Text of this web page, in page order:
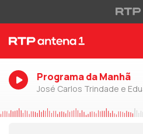
Programa da Manhã
José Carlos Trindade e